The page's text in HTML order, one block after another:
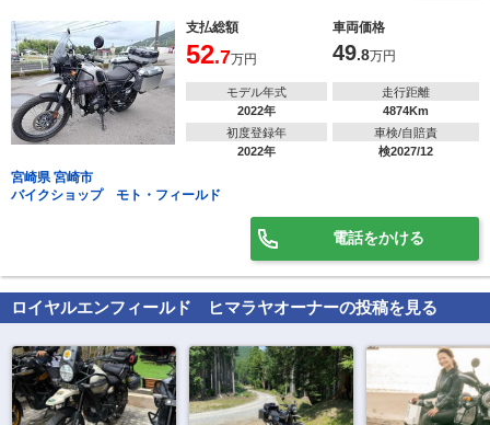
支払総額 車両価格
52.7万円 49.8万円
モデル年式
2022年
走行距離
4874Km
初度登録年
2022年
車検/自賠責
検2027/12
宮崎県 宮崎市
バイクショップ モト・フィールド
電話をかける
ロイヤルエンフィールド ヒマラヤオーナーの投稿を見る
で相場をチェック！
車種選択するだけ、かんたん相場検索
まずはメーカーを選択する